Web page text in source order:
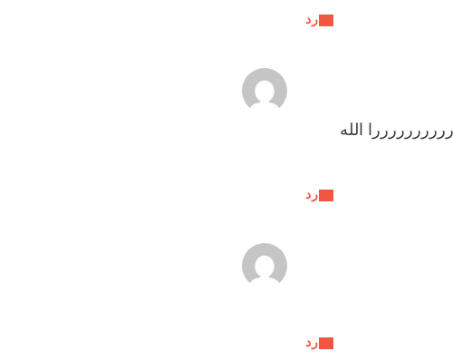
رد
رد
الله
رد